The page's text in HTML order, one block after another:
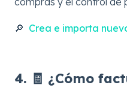
🔎 Crea e importa
4. 🧾 ¿Cómo